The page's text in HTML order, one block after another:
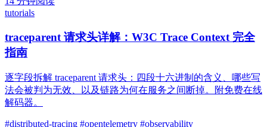
tutorials
traceparent 请求头详解：W3C Trace Context 完全
指南
逐字段拆解 traceparent 请求头：四段十六进制的含义、哪些写
法会被判为无效、以及链路为何在服务之间断掉。附免费在线
解码器。
#distributed-tracing #opentelemetry #observability